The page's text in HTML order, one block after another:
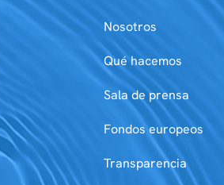
Nosotros
Qué hacemos
Sala de prensa
Fondos europeos
Transparencia